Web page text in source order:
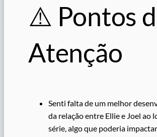
⚠️ Pontos
Atenção
Senti falta de um melhor
da relação entre Ellie e Joel ao
série, algo que poderia